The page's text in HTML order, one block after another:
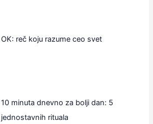
OK: reč koju razume ceo svet
10 minuta dnevno za bolji dan: 5
jednostavnih rituala